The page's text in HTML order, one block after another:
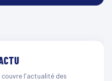
couvre l'actualité des